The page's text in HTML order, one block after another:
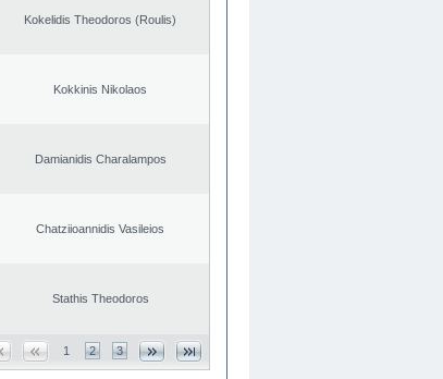
Kokelidis Theodoros (Roulis)
Kokkinis Nikolaos
Damianidis Charalampos
Chatziioannidis Vasileios
Stathis Theodoros
1 2 3